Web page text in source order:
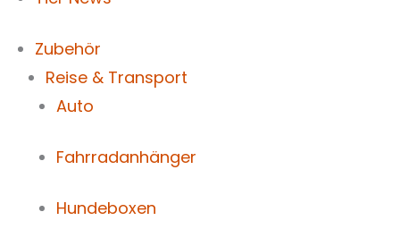
Zubehör
Reise & Transport
Auto
Fahrradanhänger
Hundeboxen